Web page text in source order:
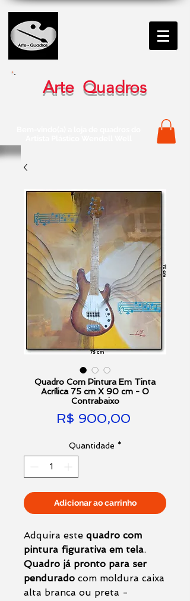
Arte Quadros
Quadro Com Pintura Em Tinta
Acrílica 75 cm X 90 cm - O
Contrabaixo
R$ 900,00
Quantidade *
Adicionar ao carrinho
Adquira este quadro com
pintura figurativa em tela.
Quadro já pronto para ser
pendurado com moldura caixa
alta branca ou preta -